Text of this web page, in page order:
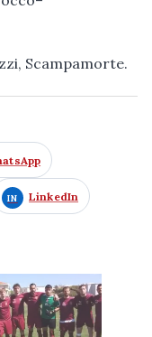
Scampamorte.
LinkedIn